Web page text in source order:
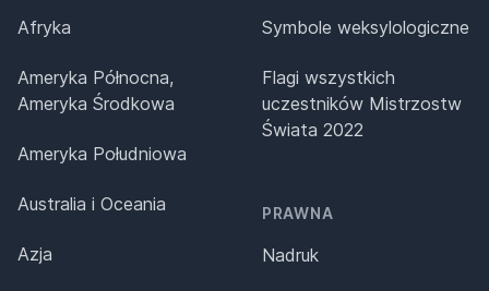
Afryka
Ameryka Północna,
Ameryka Środkowa
Ameryka Południowa
Australia i Oceania
Azja
Symbole weksylologiczne
Flagi wszystkich
uczestników Mistrzostw
Świata 2022
PRAWNA
Nadruk